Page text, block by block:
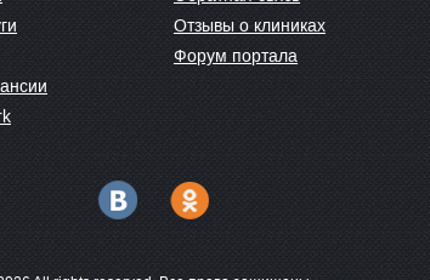
Отзывы о клиниках
Форум портала